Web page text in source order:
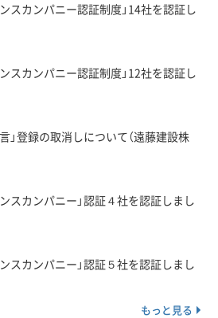
スカンパニー認証制度」14社を認証し
スカンパニー認証制度」12社を認証し
」登録の取消しについて（遠藤建設株
スカンパニー」認証４社を認証しまし
スカンパニー」認証５社を認証しまし
もっと見る